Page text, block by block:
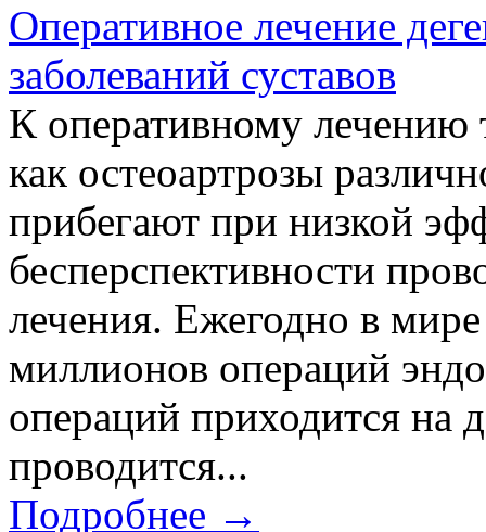
Оперативное лечение
заболеваний суставов
К оперативному лечению
как остеоартрозы
прибегают при низкой
бесперспективности
лечения. Ежегодно в
миллионов операций
операций приходится
проводится...
Подробнее →